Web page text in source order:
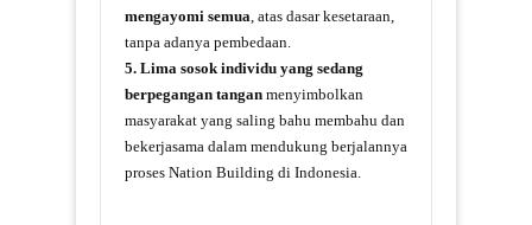
mengayomi semua , atas dasar kesetaraan,
tanpa adanya pembedaan.
5. Lima sosok individu yang sedang
berpegangan tangan menyimbolkan
masyarakat yang saling bahu membahu dan
bekerjasama dalam mendukung berjalannya
proses Nation Building di Indonesia.